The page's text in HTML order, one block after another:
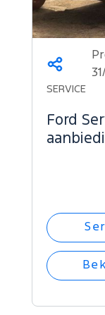
Deel
op...
SERVICE
Ford